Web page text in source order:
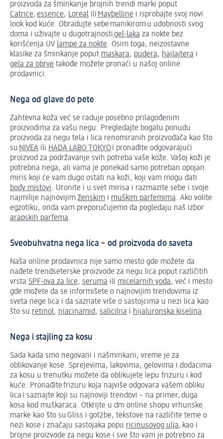
proizvoda za šminkanje brojnih trendi marki poput
Catrice, essence, Loreal ili Maybelline i isprobajte svoj novi
look kod kuće. Obradujte sebe manikirom u udobnosti svog
doma i uživajte u dugotrajnostigel-laka za nokte bez
korišćenja UV lampe za nokte. Osim toga, neizostavne
klasike za šminkanje poput maskara, pudera, hajlajtera i
gela za obrve takođe možete pronaći u našoj online
prodavnici.
Nega od glave do pete
Zahtevna koža već se raduje posebno prilagođenim
proizvodima za vašu negu. Pregledajte bogatu ponudu
proizvoda za negu tela i lica renomiranih proizvođača kao što
su NIVEA ili HADA LABO TOKYOi pronađite odgovarajući
proizvod za podržavanje svih potreba vaše kože. Vašoj koži je
potrebna nega, ali vama je ponekad samo potreban opojan
miris koji će vam dugo ostati na koži, koji vam mogu dati
body mistovi. Uronite i u svet mirisa i razmazite sebe i svoje
najmilije najnovijim ženskim i muškim parfemima. Ako volite
egzotiku, onda vam preporučujemo da pogledaju naš izbor
arapskih parfema.
Sveobuhvatna nega lica – od proizvoda do saveta
Naša online prodavnica nije samo mesto gde možete da
nađete trendseterske proizvode za negu lica poput različitih
vrsta SPF-ova za lice, seruma ili micelarnih voda, već i mesto
gde možete da se informišete o najnovijim trendovima iz
sveta nege lica i da saznate više o sastojcima u nezi lica kao
što su retinol, niacinamid, salicilna i hijaluronska kiselina.
Nega i stajling za kosu
Sada kada smo negovani i našminkani, vreme je za
oblikovanje kose. Sprejevima, lakovima, gelovima i dodacima
za kosu u trenutku možete da oblikujete lepu frizuru i kod
kuće. Pronađite frizuru koja najviše odgovara vašem obliku
lica i saznajte koji su najnoviji trendovi – na primer, duga
kosa kod muškaraca. Otkrijte u dm online shopu vrhunske
marke kao što su Gliss i got2be, tekstove na različite teme o
nezi kose i značaju sastojaka popu ricinusovog ulja, kao i
brojne proizvode za negu kose i sve što vam je potrebno za